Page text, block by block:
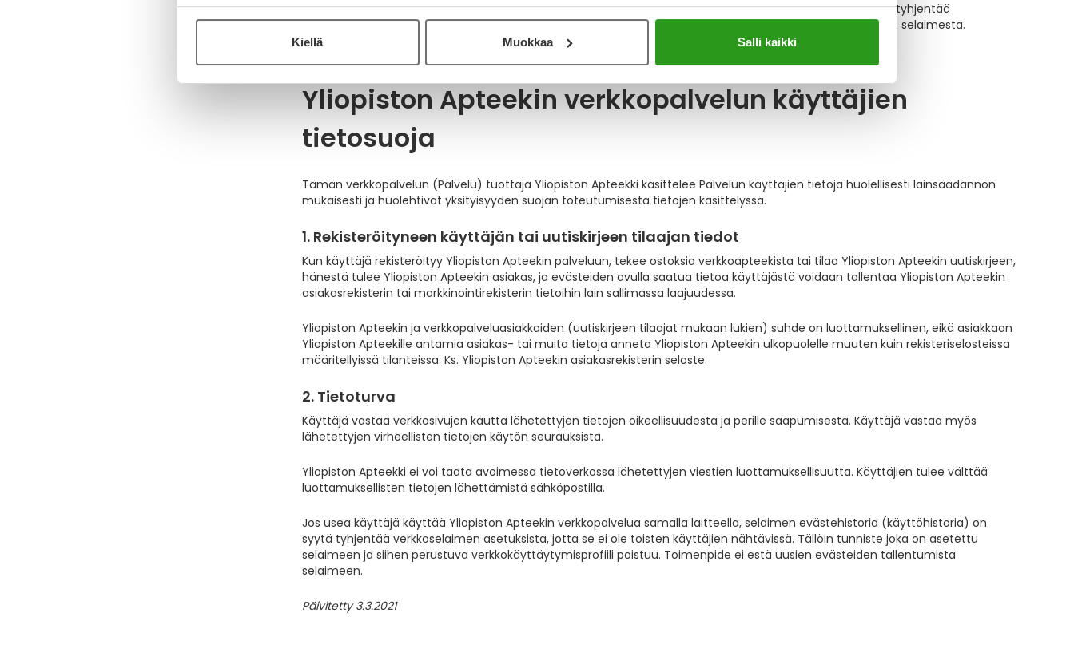
Kiellä Muokkaa Salli kaikki
Tietosuojasyistä tyhjennä välimuisti, jos samaa päätelaitetta voivat käyttää muut henkilöt. Välimuistin voi tyhjentää
näppäinyhdistelmällä Ctrl + F5. Aina tämä ei riitä, vaan suosittelemme myös tyhjentämään selaushistorian selaimesta.
Selaushistorian tyhjentämisohjeet löydät hakukoneiden kautta taikka selaimesi asetuksista ja ohjeista.
Yliopiston Apteekin verkkopalvelun käyttäjien
tietosuoja
Tämän verkkopalvelun (Palvelu) tuottaja Yliopiston Apteekki käsittelee Palvelun käyttäjien tietoja huolellisesti lainsäädännön
mukaisesti ja huolehtivat yksityisyyden suojan toteutumisesta tietojen käsittelyssä.
1. Rekisteröityneen käyttäjän tai uutiskirjeen tilaajan tiedot
Kun käyttäjä rekisteröityy Yliopiston Apteekin palveluun, tekee ostoksia verkkoapteekista tai tilaa Yliopiston Apteekin uutiskirjeen,
hänestä tulee Yliopiston Apteekin asiakas, ja evästeiden avulla saatua tietoa käyttäjästä voidaan tallentaa Yliopiston Apteekin
asiakasrekisterin tai markkinointirekisterin tietoihin lain sallimassa laajuudessa.
Yliopiston Apteekin ja verkkopalveluasiakkaiden (uutiskirjeen tilaajat mukaan lukien) suhde on luottamuksellinen, eikä asiakkaan
Yliopiston Apteekille antamia asiakas- tai muita tietoja anneta Yliopiston Apteekin ulkopuolelle muuten kuin rekisteriselosteissa
määritellyissä tilanteissa. Ks. Yliopiston Apteekin asiakasrekisterin seloste.
2. Tietoturva
Käyttäjä vastaa verkkosivujen kautta lähetettyjen tietojen oikeellisuudesta ja perille saapumisesta. Käyttäjä vastaa myös
lähetettyjen virheellisten tietojen käytön seurauksista.
Yliopiston Apteekki ei voi taata avoimessa tietoverkossa lähetettyjen viestien luottamuksellisuutta. Käyttäjien tulee välttää
luottamuksellisten tietojen lähettämistä sähköpostilla.
Jos usea käyttäjä käyttää Yliopiston Apteekin verkkopalvelua samalla laitteella, selaimen evästehistoria (käyttöhistoria) on
syytä tyhjentää verkkoselaimen asetuksista, jotta se ei ole toisten käyttäjien nähtävissä. Tällöin tunniste joka on asetettu
selaimeen ja siihen perustuva verkkokäyttäytymisprofiili poistuu. Toimenpide ei estä uusien evästeiden tallentumista
selaimeen.
Päivitetty 3.3.2021